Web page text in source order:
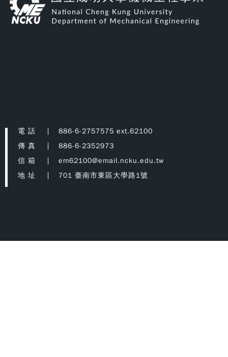
電 話
886-6-2757575 ext.62100
傳 真
886-6-2352973
信 箱
em62100@email.ncku.edu.tw
地 址
701 臺南市東區大學路1號